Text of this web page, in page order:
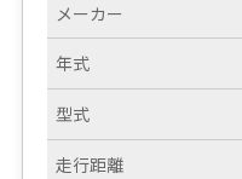
メーカー
年式
型式
走行距離